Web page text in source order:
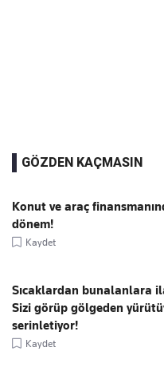
GÖZDEN KAÇMASIN
Konut ve araç
dönem!
Kaydet
Sıcaklardan bunalanlara
Sizi görüp gölgeden
serinletiyor!
Kaydet